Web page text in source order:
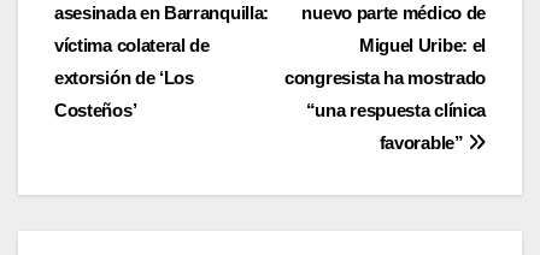
de
entradas
nuevo parte médico de
Miguel Uribe: el
congresista ha mostrado
“una respuesta clínica
favorable”
asesinada en Barranquilla:
víctima colateral de
extorsión de ‘Los
Costeños’